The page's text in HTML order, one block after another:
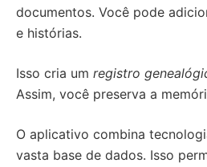
documentos. Você pode
e histórias.
Isso cria um registro
Assim, você preserva a
O aplicativo combina
vasta base de dados. Isso